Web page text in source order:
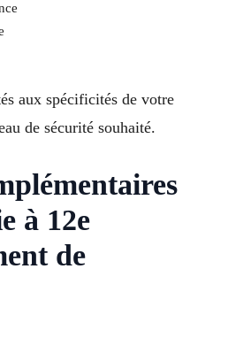
aux spécificités de votre
de sécurité souhaité.
à 12e
de